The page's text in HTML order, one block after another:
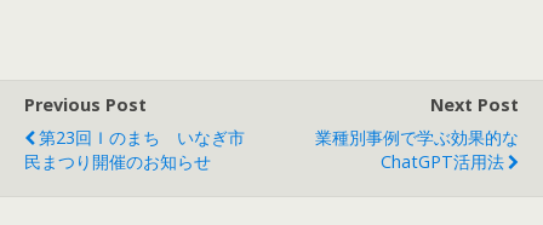
Previous Post
第23回Ｉのまち いなぎ市
民まつり開催のお知らせ
Next Post
業種別事例で学ぶ効果的な
ChatGPT活用法